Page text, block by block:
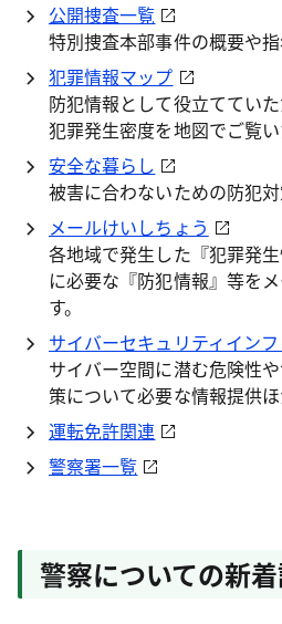
公開捜査一覧
特別捜査本部事件の概要や
犯罪情報マップ
防犯情報として役立ててい
犯罪発生密度を地図でご覧い
安全な暮らし
被害に合わないための防犯対
メールけいしちょう
各地域で発生した『犯罪発
に必要な『防犯情報』等を
す。
サイバーセキュリティイン
サイバー空間に潜む危険性
策について必要な情報提供
運転免許関連
警察署一覧
警察についての新